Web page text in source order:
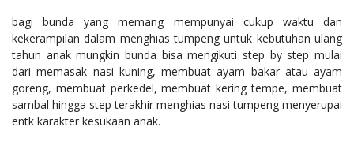
bagi bunda yang memang mempunyai cukup waktu dan
kekerampilan dalam menghias tumpeng untuk kebutuhan ulang
tahun anak mungkin bunda bisa mengikuti step by step mulai
dari memasak nasi kuning, membuat ayam bakar atau ayam
goreng, membuat perkedel, membuat kering tempe, membuat
sambal hingga step terakhir menghias nasi tumpeng menyerupai
entk karakter kesukaan anak.